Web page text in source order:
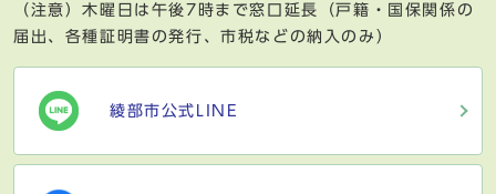
（注意）木曜日は午後7時まで窓口延長（戸籍・国保関係の
届出、各種証明書の発行、市税などの納入のみ）
綾部市公式LINE